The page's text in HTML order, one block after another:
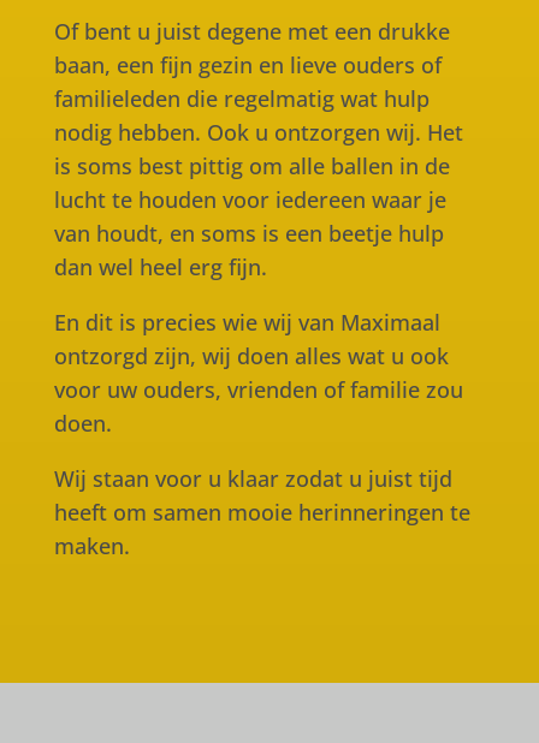
Of bent u juist degene met een drukke
baan, een fijn gezin en lieve ouders of
familieleden die regelmatig wat hulp
nodig hebben. Ook u ontzorgen wij. Het
is soms best pittig om alle ballen in de
lucht te houden voor iedereen waar je
van houdt, en soms is een beetje hulp
dan wel heel erg fijn.
En dit is precies wie wij van Maximaal
ontzorgd zijn, wij doen alles wat u ook
voor uw ouders, vrienden of familie zou
doen.
Wij staan voor u klaar zodat u juist tijd
heeft om samen mooie herinneringen te
maken.